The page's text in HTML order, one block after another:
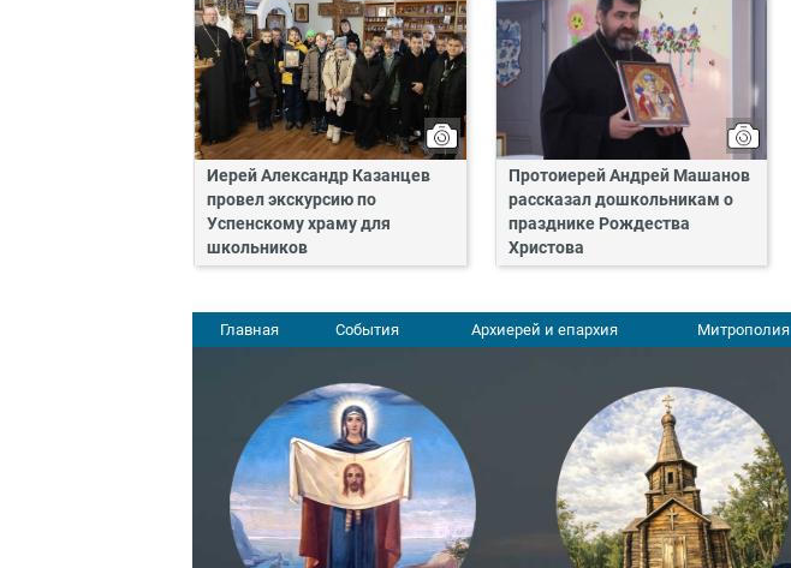
Иерей Александр Казанцев
провел экскурсию по
Успенскому храму для
школьников
Протоиерей Андрей Машанов
рассказал дошкольникам о
празднике Рождества
Христова
Главная События Архиерей и епархия Митрополия